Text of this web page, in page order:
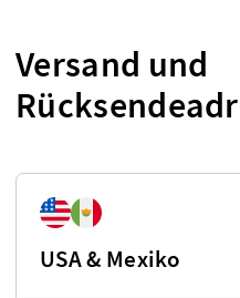
Versand und
USA & Mexiko